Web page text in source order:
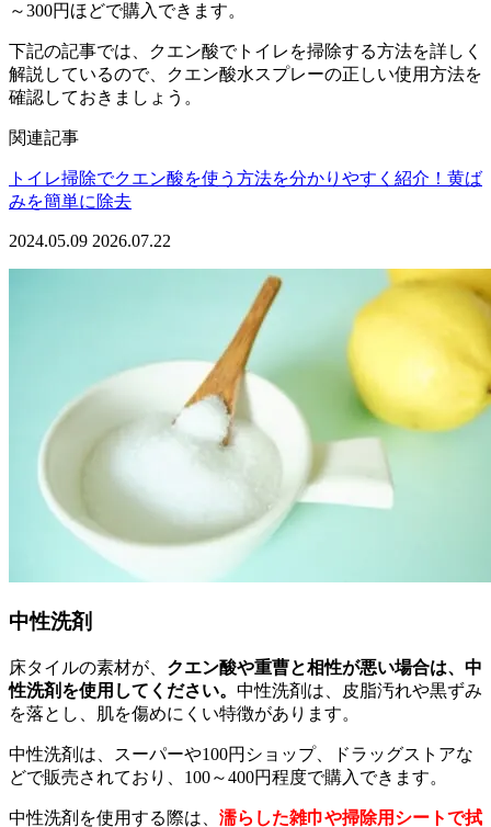
～300円ほどで購入できます。
下記の記事では、クエン酸でトイレを掃除する方法を詳しく
解説しているので、クエン酸水スプレーの正しい使用方法を
確認しておきましょう。
関連記事
トイレ掃除でクエン酸を使う方法を分かりやすく紹介！黄ば
みを簡単に除去
2024.05.09 2026.07.22
中性洗剤
床タイルの素材が、 クエン酸や重曹と相性が悪い場合は、中
性洗剤を使用してください。 中性洗剤は、皮脂汚れや黒ずみ
を落とし、肌を傷めにくい特徴があります。
中性洗剤は、スーパーや100円ショップ、ドラッグストアな
どで販売されており、100～400円程度で購入できます。
中性洗剤を使用する際は、 濡らした雑巾や掃除用シートで拭